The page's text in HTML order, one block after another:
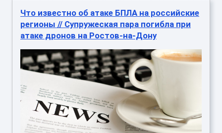
Что известно об атаке БПЛА на российские
регионы // Супружеская пара погибла при
атаке дронов на Ростов-на-Дону